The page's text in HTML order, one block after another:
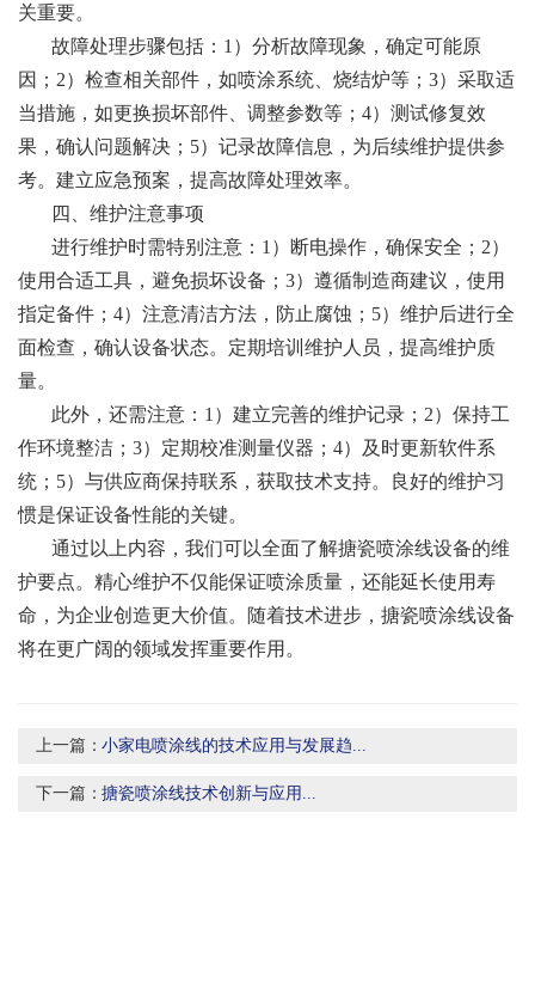
关重要。
故障处理步骤包括：1）分析故障现象，确定可能原
因；2）检查相关部件，如喷涂系统、烧结炉等；3）采取适
当措施，如更换损坏部件、调整参数等；4）测试修复效
果，确认问题解决；5）记录故障信息，为后续维护提供参
考。建立应急预案，提高故障处理效率。
四、维护注意事项
进行维护时需特别注意：1）断电操作，确保安全；2）
使用合适工具，避免损坏设备；3）遵循制造商建议，使用
指定备件；4）注意清洁方法，防止腐蚀；5）维护后进行全
面检查，确认设备状态。定期培训维护人员，提高维护质
量。
此外，还需注意：1）建立完善的维护记录；2）保持工
作环境整洁；3）定期校准测量仪器；4）及时更新软件系
统；5）与供应商保持联系，获取技术支持。良好的维护习
惯是保证设备性能的关键。
通过以上内容，我们可以全面了解搪瓷喷涂线设备的维
护要点。精心维护不仅能保证喷涂质量，还能延长使用寿
命，为企业创造更大价值。随着技术进步，搪瓷喷涂线设备
将在更广阔的领域发挥重要作用。
上一篇：小家电喷涂线的技术应用与发展趋...
下一篇：搪瓷喷涂线技术创新与应用...